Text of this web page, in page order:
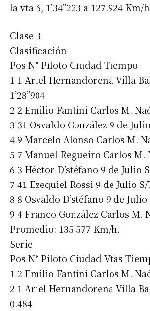
Suscribirme gratis
Dirección de correo electrónico*
Nombre
Apellidos
la vta 6, 1’34”223 a 127.924 Km/
Clase 3
Clasificación
Pos N° Piloto Ciudad Tiempo
1 1 Ariel Hernandorena Villa
1’28”904
2 2 Emilio Fantini Carlos M.
3 31 Osvaldo González 9 de
4 9 Marcelo Alonso Carlos M.
5 7 Manuel Regueiro Carlos M.
6 3 Héctor D’stéfano 9 de Julio
7 41 Ezequiel Rossi 9 de Julio S/
8 8 Osvaldo D’stéfano 9 de Julio
9 4 Franco González Carlos M.
Promedio: 135.577 Km/h.
Serie
Pos N° Piloto Ciudad Vtas
1 2 Emilio Fantini Carlos M.
2 1 Ariel Hernandorena Villa
0.484